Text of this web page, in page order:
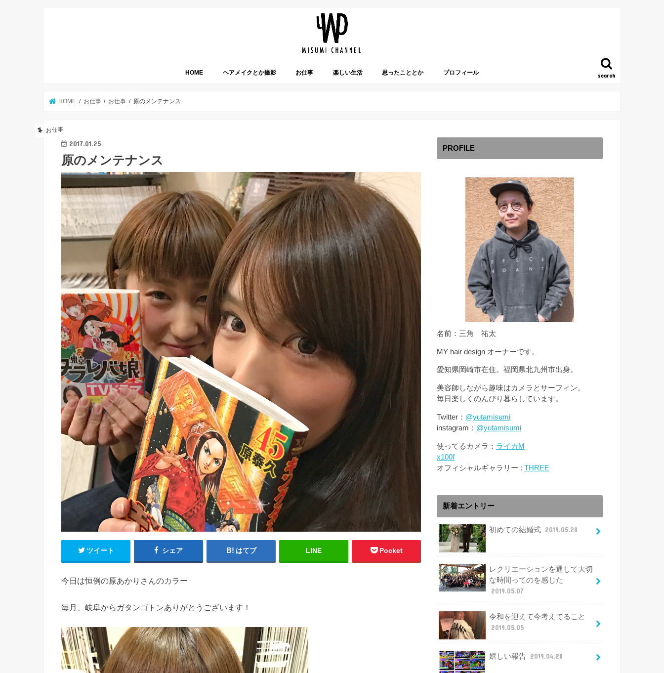
search
HOME ヘアメイクとか撮影 お仕事 楽しい生活 思ったこととか プロフィール
HOME お仕事 お仕事 原のメンテナンス
お仕事
2017.01.25
原のメンテナンス
ツイート シェア はてブ LINE Pocket
今日は恒例の原あかりさんのカラー
毎月、岐阜からガタンゴトンありがとうございます！
PROFILE
名前：三角 祐太
MY hair design オーナーです。
愛知県岡崎市在住。福岡県北九州市出身。
美容師しながら趣味はカメラとサーフィン。
毎日楽しくのんびり暮らしています。
Twitter： @yutamisumi
instagram： @yutamisumi
使ってるカメラ： ライカM
x100f
オフィシャルギャラリー : THREE
新着エントリー
初めての結婚式 2019.05.28
レクリエーションを通して大切
な時間ってのを感じた
2019.05.07
令和を迎えて今考えてること
2019.05.05
嬉しい報告 2019.04.28